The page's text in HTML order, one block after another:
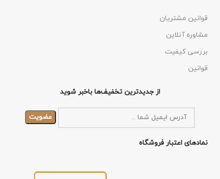
قوانین مشتریان
مشاوره آنلاین
بررسی کیفیت
قوانین
از جدیدترین تخفیف‌ها باخبر شوید
نمادهای اعتبار فروشگاه